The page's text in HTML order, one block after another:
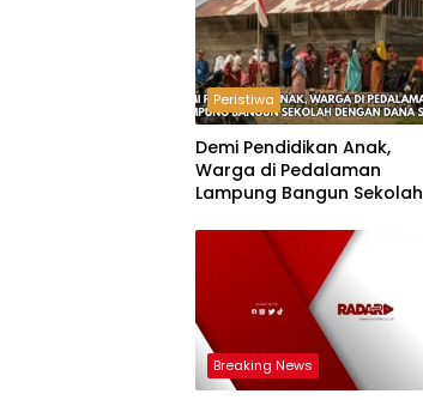
Peristiwa
Demi Pendidikan Anak,
Warga di Pedalaman
Lampung Bangun Sekolah
Breaking News